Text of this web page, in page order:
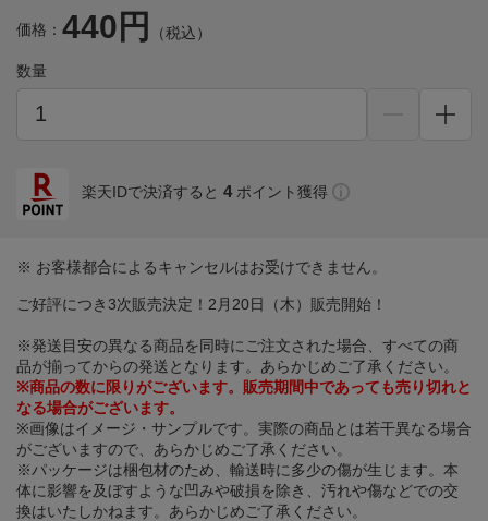
価格： 440円 （税込）
数量
楽天IDで決済すると 4 ポイント獲得
※ お客様都合によるキャンセルはお受けできません。
ご好評につき3次販売決定！2月20日（木）販売開始！
※発送目安の異なる商品を同時にご注文された場合、すべての商
品が揃ってからの発送となります。あらかじめご了承ください。
※商品の数に限りがございます。販売期間中であっても売り切れと
なる場合がございます。
※画像はイメージ・サンプルです。実際の商品とは若干異なる場合
がございますので、あらかじめご了承ください。
※パッケージは梱包材のため、輸送時に多少の傷が生じます。本
体に影響を及ぼすような凹みや破損を除き、汚れや傷などでの交
換はいたしかねます。あらかじめご了承ください。